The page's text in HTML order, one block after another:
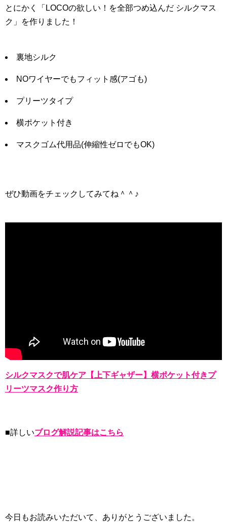
とにかく「LOCOの欲しい！を全部つめ込んだ シルクマス
ク」を作りました！
裏地シルク
NOワイヤーでもフィット感(アゴも)
プリーツタイプ
横ポケット付き
マスクゴム代用品(伸縮性ゼロでもOK)
ぜひ動画をチェックしてみてね＾＾♪
シルクマスクで肌ケア【上下ギャザー】横ポケット付きプ
リーツマスク作り方
■詳しいブログ解説記事はこちら
今日もお読みいただいて、ありがとうございました。